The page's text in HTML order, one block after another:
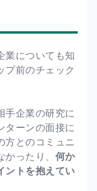
業についても知
プ前のチェック
手企業の研究に
ターンの面接に
方とのコミュニ
ったり、 何か
ントを抱えてい